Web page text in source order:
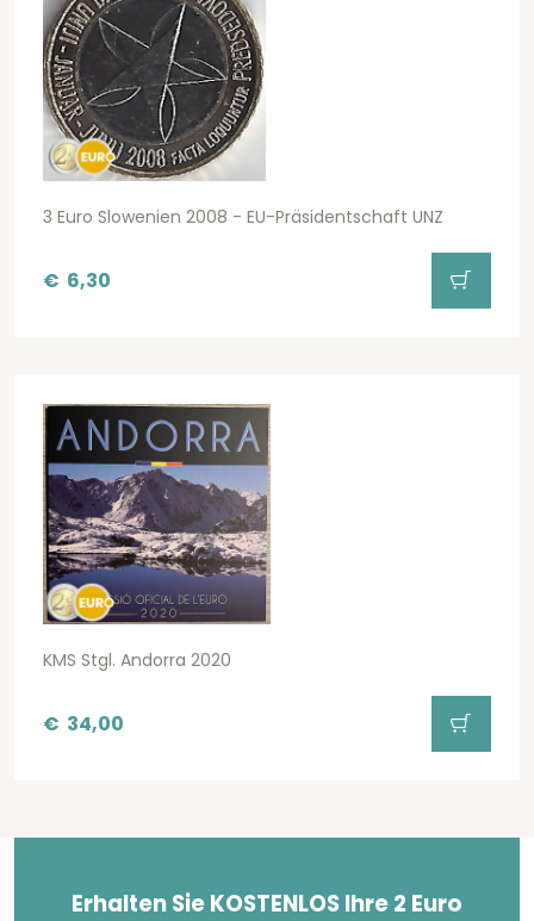
3 Euro Slowenien 2008 - EU-Präsidentschaft UNZ
€ 6,30
KMS Stgl. Andorra 2020
€ 34,00
Erhalten Sie KOSTENLOS Ihre 2 Euro